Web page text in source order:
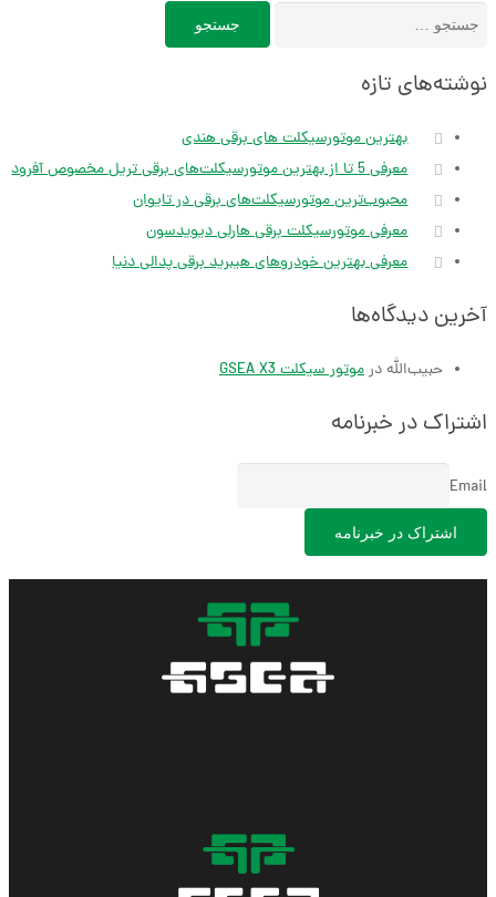
نوشته‌های تازه
بهترین موتورسیکلت های برقی هندی
معرفی 5 تا از بهترین موتورسیکلت‌های برقی تریل مخصوص آفرود
محبوب‌ترین موتورسیکلت‌های برقی در تایوان
معرفی موتورسیکلت برقی هارلی دیویدسون
معرفی بهترین خودروهای هیبرید برقی پدالی دنیا
آخرین دیدگاه‌ها
حبیب‌اللهدرموتور سیکلت GSEA X3
اشتراک در خبرنامه
Email